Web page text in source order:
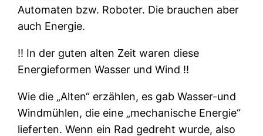
Automaten bzw. Roboter. Die brauchen aber
auch Energie.
‼ In der guten alten Zeit waren diese
Energieformen Wasser und Wind ‼
Wie die „Alten“ erzählen, es gab Wasser-und
Windmühlen, die eine „mechanische Energie“
lieferten. Wenn ein Rad gedreht wurde, also